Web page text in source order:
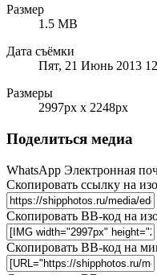
Размер
1.5 MB
Дата съёмки
Пят, 21 Июнь 2013
Размеры
2997px x 2248px
Поделиться медиа
WhatsApp Электронная
Скопировать ссылку на
Скопировать BB-код на
Скопировать BB-код на